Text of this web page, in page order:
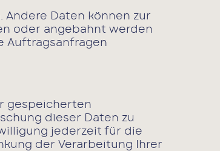
Daten können zur
oder angebahnt werden
Auftragsanfragen
gespeicherten
dieser Daten zu
jederzeit für die
der Verarbeitung Ihrer